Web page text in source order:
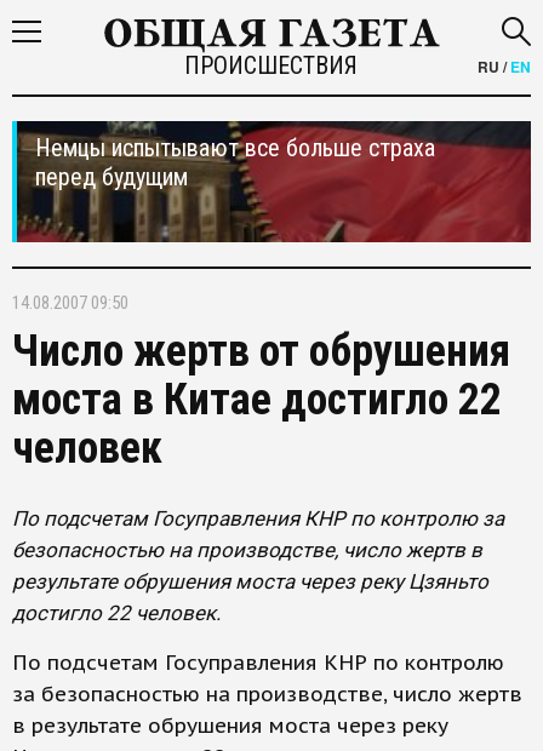
ПРОИСШЕСТВИЯ RU /EN
Немцы испытывают все больше страха
перед будущим
14.08.2007 09:50
Число жертв от обрушения
моста в Китае достигло 22
человек
По подсчетам Госуправления КНР по контролю за
безопасностью на производстве, число жертв в
результате обрушения моста через реку Цзяньто
достигло 22 человек.
По подсчетам Госуправления КНР по контролю
за безопасностью на производстве, число жертв
в результате обрушения моста через реку